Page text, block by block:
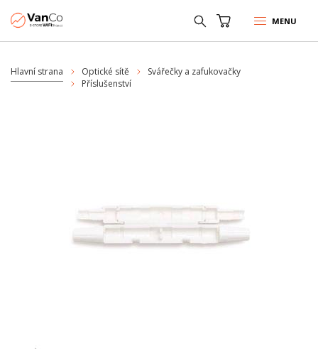
MENU
Hlavní strana Optické sítě
Svářečky a zafukovačky
Příslušenství